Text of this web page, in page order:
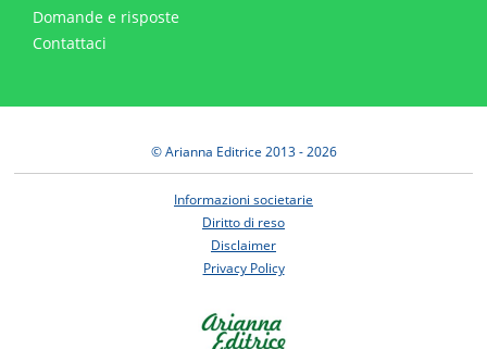
Domande e risposte
Contattaci
© Arianna Editrice 2013 - 2026
Informazioni societarie
Diritto di reso
Disclaimer
Privacy Policy